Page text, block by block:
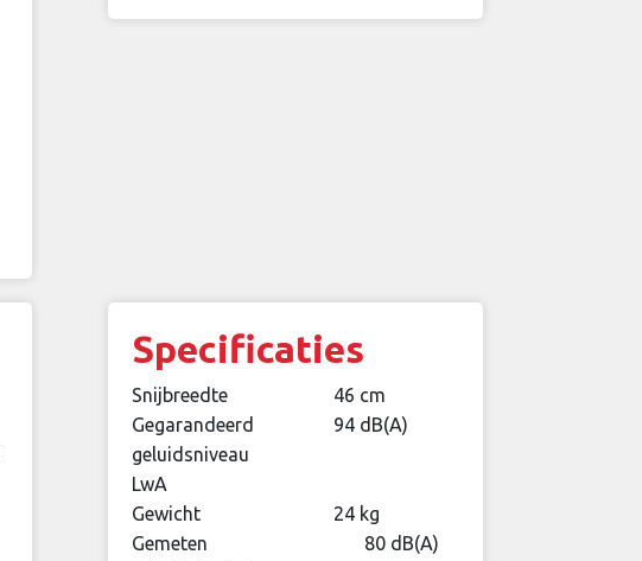
Specificaties
Snijbreedte
46 cm
Gegarandeerd
geluidsniveau
LwA
94 dB(A)
Gewicht
24 kg
Gemeten
80 dB(A)